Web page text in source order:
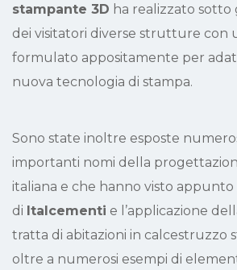
stampante 3D ha realizzato sotto
dei visitatori diverse strutture con
formulato appositamente per
nuova tecnologia di stampa.
Sono state inoltre esposte
importanti nomi della
italiana e che hanno visto
di Italcementi e l’applicazione
tratta di abitazioni in calcestruzzo
oltre a numerosi esempi di